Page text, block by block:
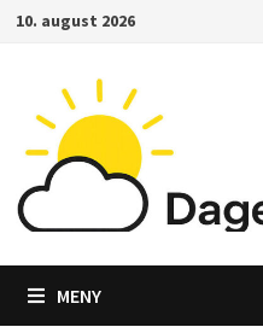
Gå10. august 2026
MENY